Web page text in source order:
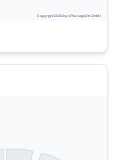
Copyright 2026 by ePassage24 GmbH